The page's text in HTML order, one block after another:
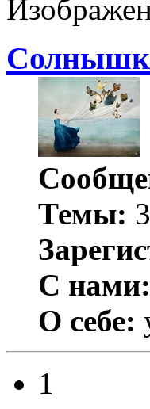
Темы:
С нами:
О себе:
1